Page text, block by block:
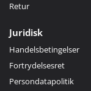
Retur
Juridisk
Handelsbetingelser
Fortrydelsesret
Persondatapolitik